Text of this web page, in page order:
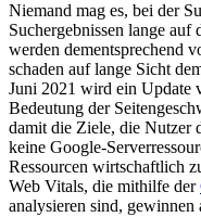
Niemand mag es, bei der
Suchergebnissen lange
werden dementsprechend
schaden auf lange Sicht
Juni 2021 wird ein Update
Bedeutung der
damit die Ziele, die Nutzer
keine Google-
Ressourcen wirtschaftlich
Web Vitals, die mithilfe der
analysieren sind, gewinnen